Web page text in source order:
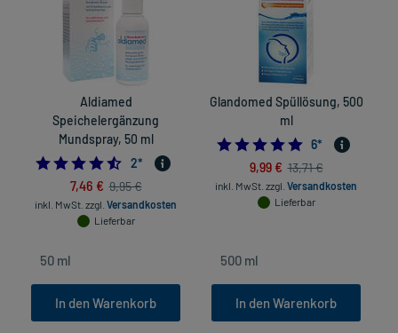
Aldiamed
Speichelergänzung
Mundspray, 50 ml
4.5
2*
7,46 € 9,95 €
inkl. MwSt. zzgl. Versandkosten
Lieferbar
In den Warenkorb
Glandomed Spüllösung, 500
ml
5.0
6*
9,99 € 13,71 €
inkl. MwSt. zzgl. Versandkosten
Lieferbar
In den Warenkorb